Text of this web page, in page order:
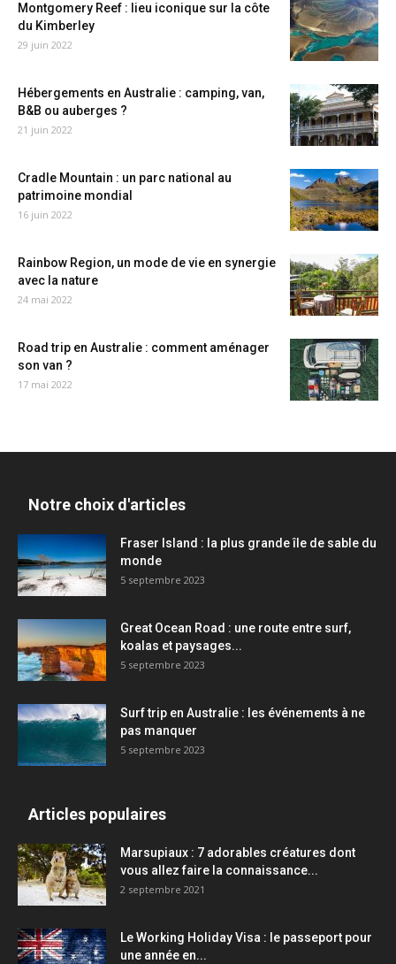
Montgomery Reef : lieu iconique sur la côte
du Kimberley
29 juin 2022
Hébergements en Australie : camping, van,
B&B ou auberges ?
21 juin 2022
Cradle Mountain : un parc national au
patrimoine mondial
16 juin 2022
Rainbow Region, un mode de vie en synergie
avec la nature
24 mai 2022
Road trip en Australie : comment aménager
son van ?
17 mai 2022
Notre choix d'articles
Fraser Island : la plus grande île de sable du
monde
5 septembre 2023
Great Ocean Road : une route entre surf,
koalas et paysages...
5 septembre 2023
Surf trip en Australie : les événements à ne
pas manquer
5 septembre 2023
Articles populaires
Marsupiaux : 7 adorables créatures dont
vous allez faire la connaissance...
2 septembre 2021
Le Working Holiday Visa : le passeport pour
une année en...